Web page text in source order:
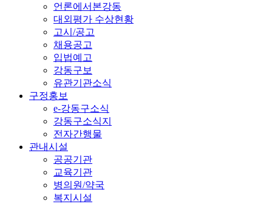
언론에서본강동
대외평가 수상현황
고시/공고
채용공고
입법예고
강동구보
유관기관소식
구정홍보
e-강동구소식
강동구소식지
전자간행물
관내시설
공공기관
교육기관
병의원/약국
복지시설